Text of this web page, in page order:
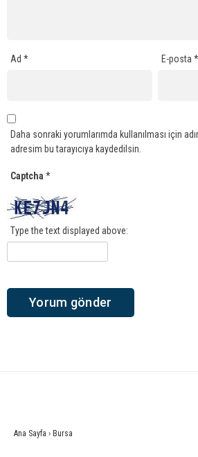
Ad * E-posta*
Daha sonraki yorumlarımda kullanılması için
adresim bu tarayıcıya kaydedilsin.
Captcha *
Type the text displayed above:
Ana Sayfa › Bursa